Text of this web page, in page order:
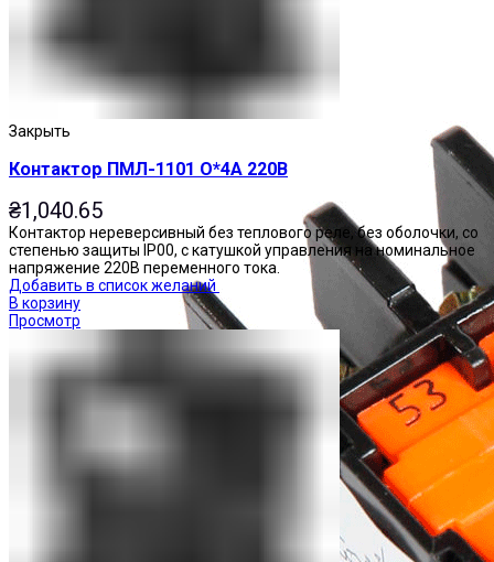
Закрыть
Контактор ПМЛ-1101 О*4А 220В
₴1,040.65
Контактор нереверсивный без теплового реле, без оболочки, со
степенью защиты IP00, с катушкой управления на номинальное
напряжение 220В переменного тока.
Добавить в список желаний
В корзину
Просмотр